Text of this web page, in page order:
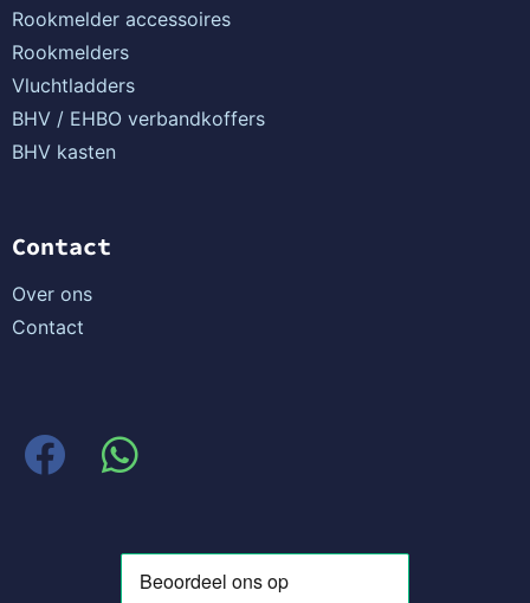
Rookmelder accessoires
Rookmelders
Vluchtladders
BHV / EHBO verbandkoffers
BHV kasten
Contact
Over ons
Contact